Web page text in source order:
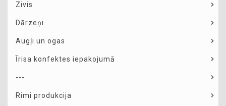
Zivis
Dārzeņi
Augļi un ogas
Īrisa konfektes iepakojumā
---
Rimi produkcija